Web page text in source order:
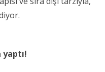
yaptı!